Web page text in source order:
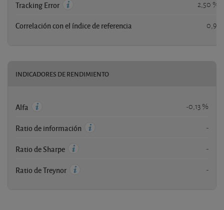
Tracking Error 2,50 %
Correlación con el índice de referencia 0,91
INDICADORES DE RENDIMIENTO
Alfa -0,13 %
Ratio de información -
Ratio de Sharpe -
Ratio de Treynor -